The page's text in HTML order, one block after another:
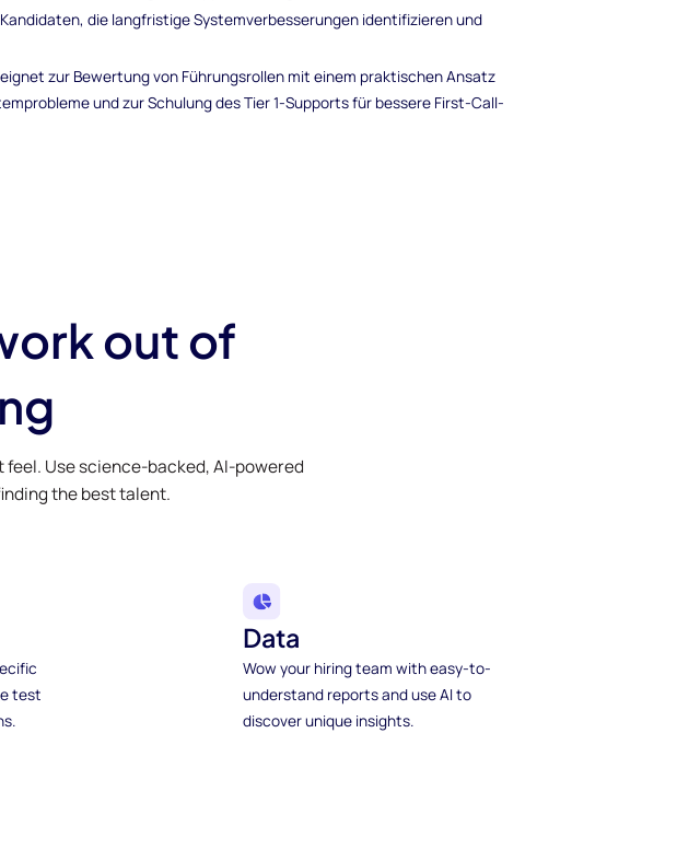
die langfristige Systemverbesserungen identifizieren und
zur Bewertung von Führungsrollen mit einem praktischen Ansatz
und zur Schulung des Tier 1-Supports für bessere First-Call-
out of
Use science-backed, AI-powered
the best talent.
test
Data
Wow your hiring team with easy-to-
understand reports and use AI to
discover unique insights.